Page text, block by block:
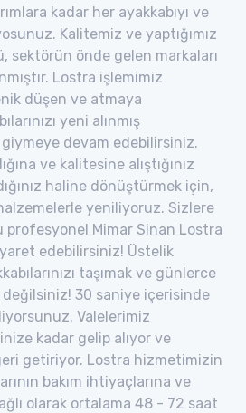
kadar her ayakkabıyı ve
Kalitemiz ve yaptığımız
sektörün önde gelen markaları
Lostra işlemimiz
düşen ve atmaya
yeni alınmış
devam edebilirsiniz.
ve kalitesine alıştığınız
haline dönüştürmek için,
yeniliyoruz. Sizlere
Mimar Sinan Lostra
edebilirsiniz! Üstelik
taşımak ve günlerce
30 saniye içerisinde
Valelerimiz
kadar gelip alıyor ve
getiriyor. Lostra hizmetimizin
bakım ihtiyaçlarına ve
olarak ortalama 48 - 72 saat